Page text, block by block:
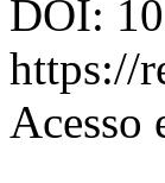
DOI:
https://
Acesso